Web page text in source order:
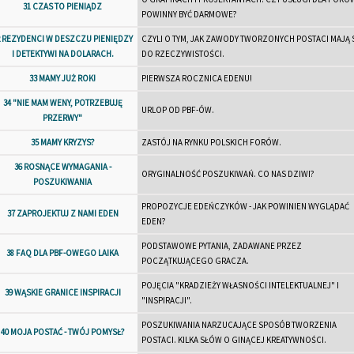
31 CZAS TO PIENIĄDZ
POWINNY BYĆ DARMOWE?
REZYDENCI W DESZCZU PIENIĘDZY
I DETEKTYWI NA DOLARACH.
CZYLI O TYM, JAK ZAWODY TWORZONYCH POSTACI MAJĄ
DO RZECZYWISTOŚCI.
33 MAMY JUŻ ROK! PIERWSZA ROCZNICA EDENU!
34 "NIE MAM WENY, POTRZEBUJĘ
PRZERWY"
URLOP OD PBF-ÓW.
35 MAMY KRYZYS? ZASTÓJ NA RYNKU POLSKICH FORÓW.
36 ROSNĄCE WYMAGANIA -
POSZUKIWANIA
ORYGINALNOŚĆ POSZUKIWAŃ. CO NAS DZIWI?
37 ZAPROJEKTUJ Z NAMI EDEN
PROPOZYCJE EDEŃCZYKÓW - JAK POWINIEN WYGLĄDAĆ
EDEN?
38 FAQ DLA PBF-OWEGO LAIKA
PODSTAWOWE PYTANIA, ZADAWANE PRZEZ
POCZĄTKUJĄCEGO GRACZA.
39 WĄSKIE GRANICE INSPIRACJI
POJĘCIA "KRADZIEŻY WŁASNOŚCI INTELEKTUALNEJ" I
"INSPIRACJI".
40 MOJA POSTAĆ - TWÓJ POMYSŁ?
POSZUKIWANIA NARZUCAJĄCE SPOSÓB TWORZENIA
POSTACI. KILKA SŁÓW O GINĄCEJ KREATYWNOŚCI.